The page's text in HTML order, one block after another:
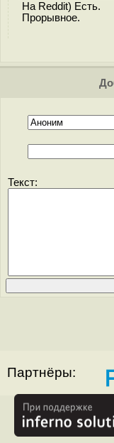
На Reddit) Есть.
Прорывное.
Текст:
Партнёры: